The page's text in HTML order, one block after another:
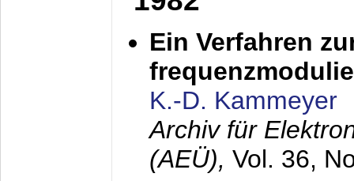
Ein Verfahren
K.-D. Kammeyer
Archiv für
(AEÜ), Vol. 36,